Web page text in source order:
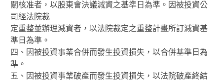
關核准者，以股東會決議減資之基準日為準。因被投資公
司經法院裁
定重整並辦理減資者，以法院裁定之重整計畫所訂減資基
準日為準。
四、因被投資事業合併而發生投資損失，以合併基準日為
準。
五、因被投資事業破產而發生投資損失，以法院破產終結